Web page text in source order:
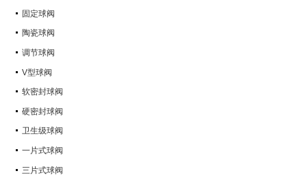
固定球阀
陶瓷球阀
调节球阀
V型球阀
软密封球阀
硬密封球阀
卫生级球阀
一片式球阀
三片式球阀